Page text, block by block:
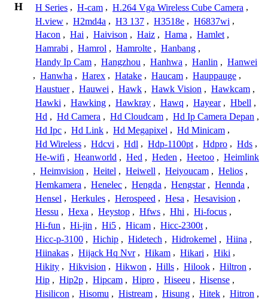
H H Series , H-cam , H.264 Vga Wireless Cube Camera ,
H.view , H2md4a , H3 137 , H3518e , H6837wi ,
Hacon , Hai , Haivison , Haiz , Hama , Hamlet ,
Hamrabi , Hamrol , Hamrolte , Hanbang ,
Handy Ip Cam , Hangzhou , Hanhwa , Hanlin , Hanwei
, Hanwha , Harex , Hatake , Haucam , Hauppauge ,
Haustuer , Hauwei , Hawk , Hawk Vision , Hawkcam ,
Hawki , Hawking , Hawkray , Hawq , Hayear , Hbell ,
Hd , Hd Camera , Hd Cloudcam , Hd Ip Camera Depan ,
Hd Ipc , Hd Link , Hd Megapixel , Hd Minicam ,
Hd Wireless , Hdcvi , Hdl , Hdp-1100pt , Hdpro , Hds ,
He-wifi , Heanworld , Hed , Heden , Heetoo , Heimlink
, Heimvision , Heitel , Heiwell , Heiyoucam , Helios ,
Hemkamera , Henelec , Hengda , Hengstar , Hennda ,
Hensel , Herkules , Herospeed , Hesa , Hesavision ,
Hessu , Hexa , Heystop , Hfws , Hhi , Hi-focus ,
Hi-fun , Hi-jin , Hi5 , Hicam , Hicc-2300t ,
Hicc-p-3100 , Hichip , Hidetech , Hidrokemel , Hiina ,
Hiinakas , Hijack Hq Nvr , Hikam , Hikari , Hiki ,
Hikity , Hikvision , Hikwon , Hills , Hilook , Hiltron ,
Hip , Hip2p , Hipcam , Hipro , Hiseeu , Hisense ,
Hisilicon , Hisomu , Histream , Hisung , Hitek , Hitron ,